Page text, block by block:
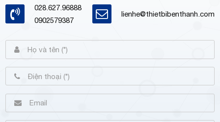
028.627.96888
0902579387
lienhe@thietbibenthanh.com